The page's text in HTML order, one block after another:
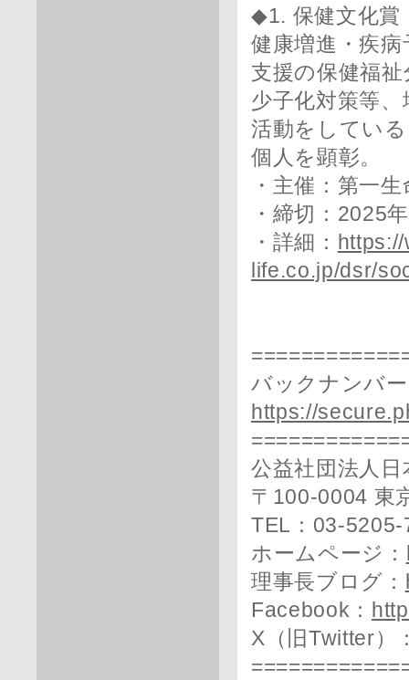
◆1. 保健文化賞
健康増進・疾
支援の保健福祉
少子化対策等
活動をしてい
個人を顕彰。
・主催：第一
・締切：2025
・詳細：
life.co.jp/dsr/
バックナンバ
https://
公益社団法人
〒100-0004 東
TEL：03-
ホームページ：
理事長ブログ：
Facebook：
X（旧Twitter）